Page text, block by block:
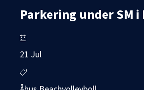
Parkering under SM
21 Jul